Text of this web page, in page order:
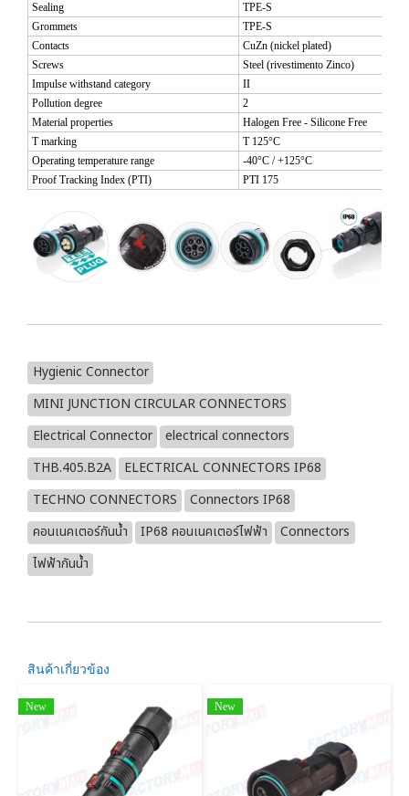
Sealing
TPE-S
Grommets
TPE-S
Contacts
CuZn (nickel plated)
Screws
Steel (rivestimento Zinco)
Impulse withstand category
II
Pollution degree
2
Material properties
Halogen Free - Silicone Free
T marking
T 125°C
Operating temperature range
-40°C / +125°C
Proof Tracking Index (PTI)
PTI 175
Hygienic Connector
MINI JUNCTION CIRCULAR CONNECTORS
Electrical Connector
electrical connectors
THB.405.B2A
ELECTRICAL CONNECTORS IP68
TECHNO CONNECTORS
Connectors IP68
คอนเนคเตอร์กันน้ำ
IP68 คอนเนคเตอร์ไฟฟ้า
Connectors
ไฟฟ้ากันน้ำ
สินค้าเกี่ยวข้อง
New New